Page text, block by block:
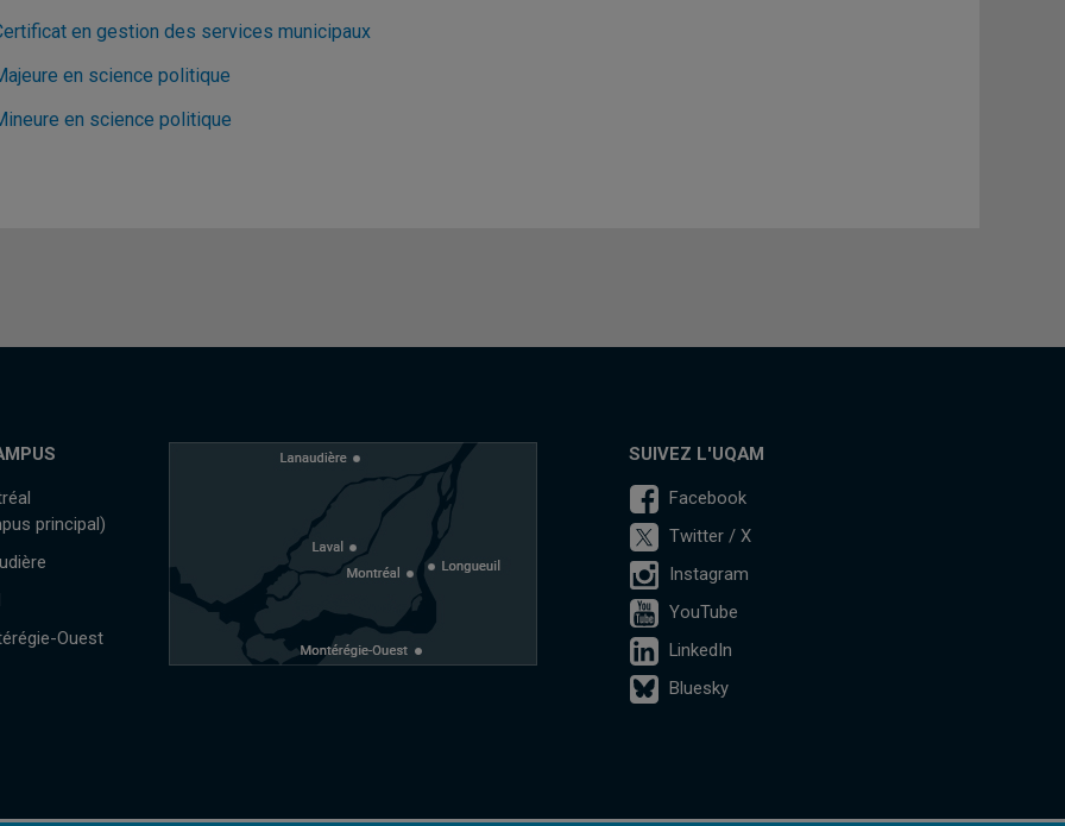
en gestion des services municipaux
en science politique
en science politique
principal)
Ouest
SUIVEZ L'UQAM
Facebook
Twitter / X
Instagram
YouTube
LinkedIn
Bluesky